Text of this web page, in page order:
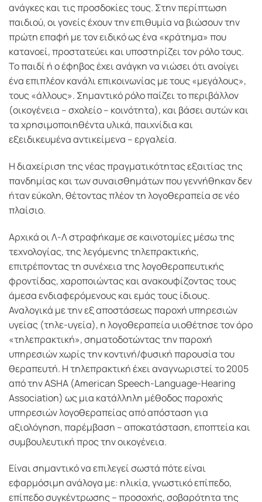
ανάγκες και τις προσδοκίες τους. Στην περίπτωση
παιδιού, οι γονείς έχουν την επιθυμία να βιώσουν την
πρώτη επαφή με τον ειδικό ως ένα «κράτημα» που
κατανοεί, προστατεύει και υποστηρίζει τον ρόλο τους.
Το παιδί ή ο έφηβος έχει ανάγκη να νιώσει ότι ανοίγει
ένα επιπλέον κανάλι επικοινωνίας με τους «μεγάλους»,
τους «άλλους». Σημαντικό ρόλο παίζει το περιβάλλον
(οικογένεια – σχολείο – κοινότητα), και βάσει αυτών και
τα χρησιμοποιηθέντα υλικά, παιχνίδια και
εξειδικευμένα αντικείμενα – εργαλεία.
Η διαχείριση της νέας πραγματικότητας εξαιτίας της
πανδημίας και των συναισθημάτων που γεννήθηκαν δεν
ήταν εύκολη, θέτοντας πλέον τη λογοθεραπεία σε νέο
πλαίσιο.
Αρχικά οι Λ-Λ στραφήκαμε σε καινοτομίες μέσω της
τεχνολογίας, της λεγόμενης τηλεπρακτικής,
επιτρέποντας τη συνέχεια της λογοθεραπευτικής
φροντίδας, χαροποιώντας και ανακουφίζοντας τους
άμεσα ενδιαφερόμενους και εμάς τους ίδιους.
Αναλογικά με την εξ αποστάσεως παροχή υπηρεσιών
υγείας (τηλε-υγεία), η λογοθεραπεία υιοθέτησε τον όρο
«τηλεπρακτική», σηματοδοτώντας την παροχή
υπηρεσιών χωρίς την κοντινή/φυσική παρουσία του
θεραπευτή. Η τηλεπρακτική έχει αναγνωριστεί το 2005
από την ASHA (American Speech-Language-Hearing
Association) ως μια κατάλληλη μέθοδος παροχής
υπηρεσιών λογοθεραπείας από απόσταση για
αξιολόγηση, παρέμβαση – αποκατάσταση, εποπτεία και
συμβουλευτική προς την οικογένεια.
Είναι σημαντικό να επιλεγεί σωστά πότε είναι
εφαρμόσιμη ανάλογα με: ηλικία, γνωστικό επίπεδο,
επίπεδο συγκέντρωσης – προσοχής, σοβαρότητα της